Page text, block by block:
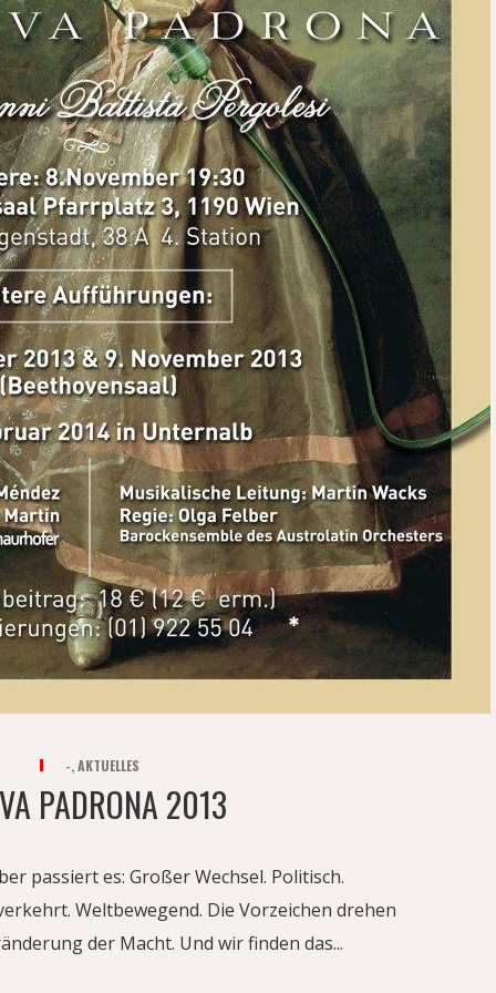
-,AKTUELLES
PADRONA 2013
passiert es: Großer Wechsel. Politisch.
Weltbewegend. Die Vorzeichen drehen
der Macht. Und wir finden das...